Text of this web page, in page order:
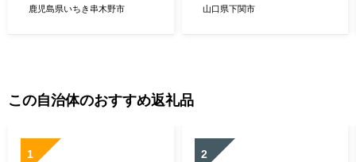
可能で 非常食にも 簡単 時短
鹿児島県いちき串木野市
り お歳暮 贈り物 常温 非常食
山口県下関市
この自治体のおすすめ返礼品
1 2